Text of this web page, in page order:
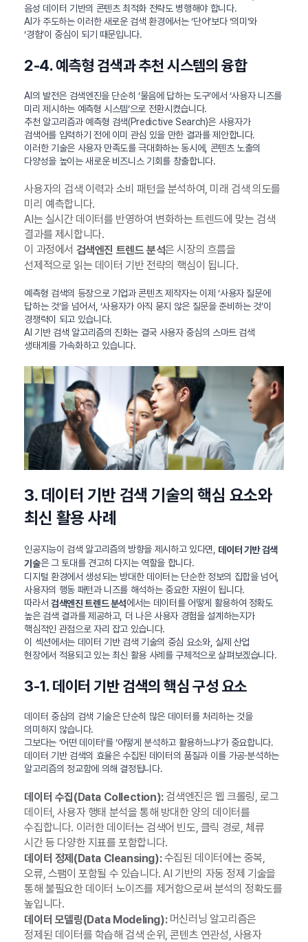
음성 데이터 기반의 콘텐츠 최적화 전략도 병행해야 합니다.
AI가 주도하는 이러한 새로운 검색 환경에서는 ‘단어’보다 ‘의미’와
‘경험’이 중심이 되기 때문입니다.
2-4. 예측형 검색과 추천 시스템의 융합
AI의 발전은 검색엔진을 단순히 ‘물음에 답하는 도구’에서 ‘사용자 니즈를
미리 제시하는 예측형 시스템’으로 전환시켰습니다.
추천 알고리즘과 예측형 검색(Predictive Search)은 사용자가
검색어를 입력하기 전에 이미 관심 있을 만한 결과를 제안합니다.
이러한 기술은 사용자 만족도를 극대화하는 동시에, 콘텐츠 노출의
다양성을 높이는 새로운 비즈니스 기회를 창출합니다.
사용자의 검색 이력과 소비 패턴을 분석하여, 미래 검색 의도를
미리 예측합니다.
AI는 실시간 데이터를 반영하여 변화하는 트렌드에 맞는 검색
결과를 제시합니다.
이 과정에서 검색엔진 트렌드 분석은 시장의 흐름을
선제적으로 읽는 데이터 기반 전략의 핵심이 됩니다.
예측형 검색의 등장으로 기업과 콘텐츠 제작자는 이제 ‘사용자 질문에
답하는 것’을 넘어서, ‘사용자가 아직 묻지 않은 질문을 준비하는 것’이
경쟁력이 되고 있습니다.
AI 기반 검색 알고리즘의 진화는 결국 사용자 중심의 스마트 검색
생태계를 가속화하고 있습니다.
3. 데이터 기반 검색 기술의 핵심 요소와
최신 활용 사례
인공지능이 검색 알고리즘의 방향을 제시하고 있다면, 데이터 기반 검색
기술은 그 토대를 견고히 다지는 역할을 합니다.
디지털 환경에서 생성되는 방대한 데이터는 단순한 정보의 집합을 넘어,
사용자의 행동 패턴과 니즈를 해석하는 중요한 자원이 됩니다.
따라서 검색엔진 트렌드 분석에서는 데이터를 어떻게 활용하여 정확도
높은 검색 결과를 제공하고, 더 나은 사용자 경험을 설계하는지가
핵심적인 관점으로 자리 잡고 있습니다.
이 섹션에서는 데이터 기반 검색 기술의 중심 요소와, 실제 산업
현장에서 적용되고 있는 최신 활용 사례를 구체적으로 살펴보겠습니다.
3-1. 데이터 기반 검색의 핵심 구성 요소
데이터 중심의 검색 기술은 단순히 많은 데이터를 처리하는 것을
의미하지 않습니다.
그보다는 ‘어떤 데이터’를 ‘어떻게 분석하고 활용하느냐’가 중요합니다.
데이터 기반 검색의 효율은 수집된 데이터의 품질과 이를 가공·분석하는
알고리즘의 정교함에 의해 결정됩니다.
데이터 수집(Data Collection):검색엔진은 웹 크롤링, 로그
데이터, 사용자 행태 분석을 통해 방대한 양의 데이터를
수집합니다. 이러한 데이터는 검색어 빈도, 클릭 경로, 체류
시간 등 다양한 지표를 포함합니다.
데이터 정제(Data Cleansing):수집된 데이터에는 중복,
오류, 스팸이 포함될 수 있습니다. AI 기반의 자동 정제 기술을
통해 불필요한 데이터 노이즈를 제거함으로써 분석의 정확도를
높입니다.
데이터 모델링(Data Modeling):머신러닝 알고리즘은
정제된 데이터를 학습해 검색 순위, 콘텐츠 연관성, 사용자